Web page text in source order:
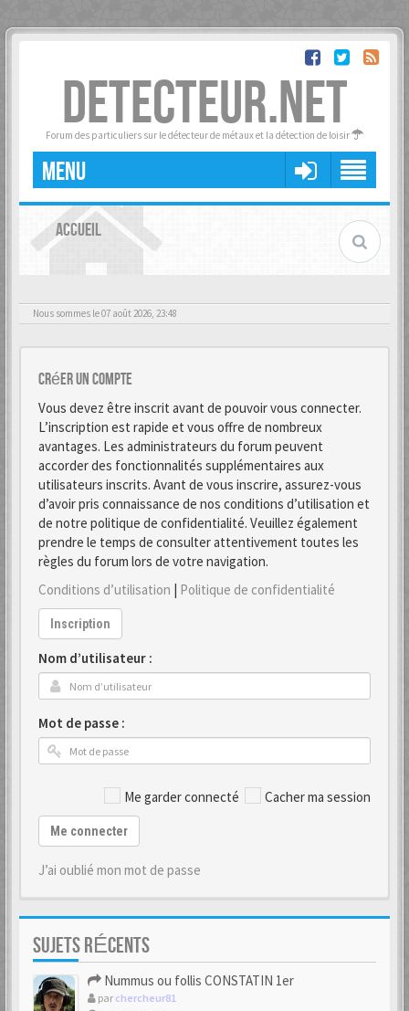
DETECTEUR.NET
Forum des particuliers sur le détecteur de métaux et la détection de loisir
MENU
ACCUEIL
Nous sommes le 07 août 2026, 23:48
Créer un Compte
Vous devez être inscrit avant de pouvoir vous connecter.
L’inscription est rapide et vous offre de nombreux
avantages. Les administrateurs du forum peuvent
accorder des fonctionnalités supplémentaires aux
utilisateurs inscrits. Avant de vous inscrire, assurez-vous
d’avoir pris connaissance de nos conditions d’utilisation et
de notre politique de confidentialité. Veuillez également
prendre le temps de consulter attentivement toutes les
règles du forum lors de votre navigation.
Conditions d’utilisation | Politique de confidentialité
Inscription
Nom d’utilisateur :
Mot de passe :
Me garder connecté Cacher ma session
Me connecter
J’ai oublié mon mot de passe
SUJETS RÉCENTS
Nummus ou follis CONSTATIN 1er
par chercheur81